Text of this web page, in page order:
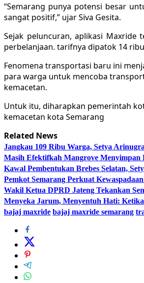
“Semarang punya potensi besar
sangat positif,” ujar Siva Gesita.
Sejak peluncuran, aplikasi
perbelanjaan. tarifnya dipatok 14
Fenomena transportasi baru ini
para warga untuk mencoba
kemacetan.
Untuk itu, diharapkan pemerintah
kemacetan kota Semarang
Related News
Jangkau 109 Ribu Warga, Setya
Masih Efektifkah Mangrove
Kawal Pembentukan Brebes Selatan,
Pemkot Semarang Perkuat
Wakil Ketua DPRD Jateng Tekankan
Menyeka Jarum, Menyentuh Hati:
bajaj maxride bajaj maxride semarang